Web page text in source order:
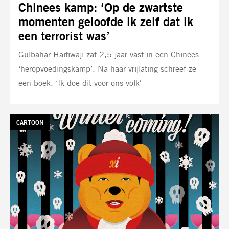
Chinees kamp: ‘Op de zwartste
momenten geloofde ik zelf dat ik
een terrorist was’
Gulbahar Haitiwaji zat 2,5 jaar vast in een Chinees
‘heropvoedingskamp’. Na haar vrijlating schreef ze
een boek. ‘Ik doe dit voor ons volk'
TAG:
CARTOON